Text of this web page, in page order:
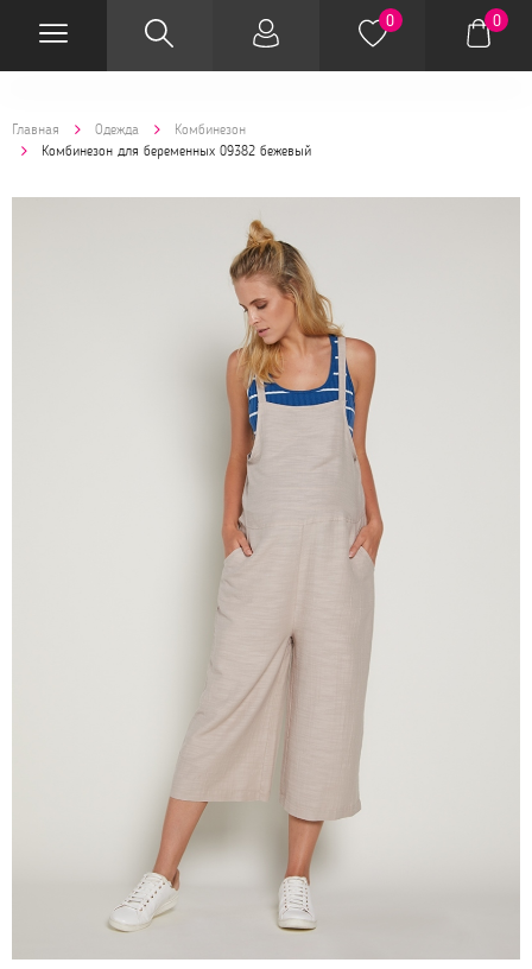
0 0
Главная Одежда
Комбинезон
Комбинезон для беременных 09382 бежевый